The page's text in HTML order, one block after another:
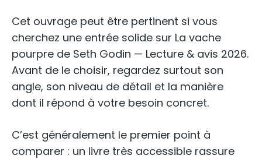
Cet ouvrage peut être pertinent si vous
cherchez une entrée solide sur La vache
pourpre de Seth Godin — Lecture & avis 2026.
Avant de le choisir, regardez surtout son
angle, son niveau de détail et la manière
dont il répond à votre besoin concret.
C’est généralement le premier point à
comparer : un livre très accessible rassure